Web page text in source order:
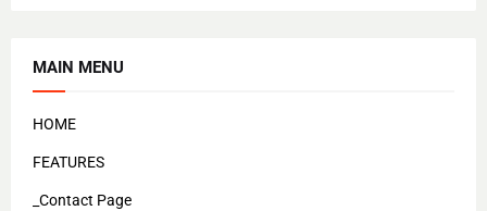
MAIN MENU
HOME
FEATURES
_Contact Page